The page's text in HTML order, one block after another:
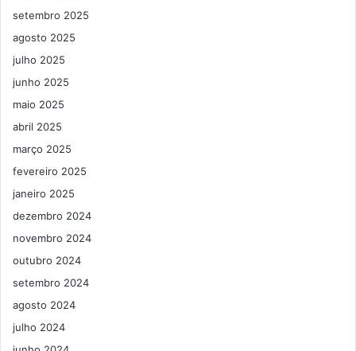
setembro 2025
agosto 2025
julho 2025
junho 2025
maio 2025
abril 2025
março 2025
fevereiro 2025
janeiro 2025
dezembro 2024
novembro 2024
outubro 2024
setembro 2024
agosto 2024
julho 2024